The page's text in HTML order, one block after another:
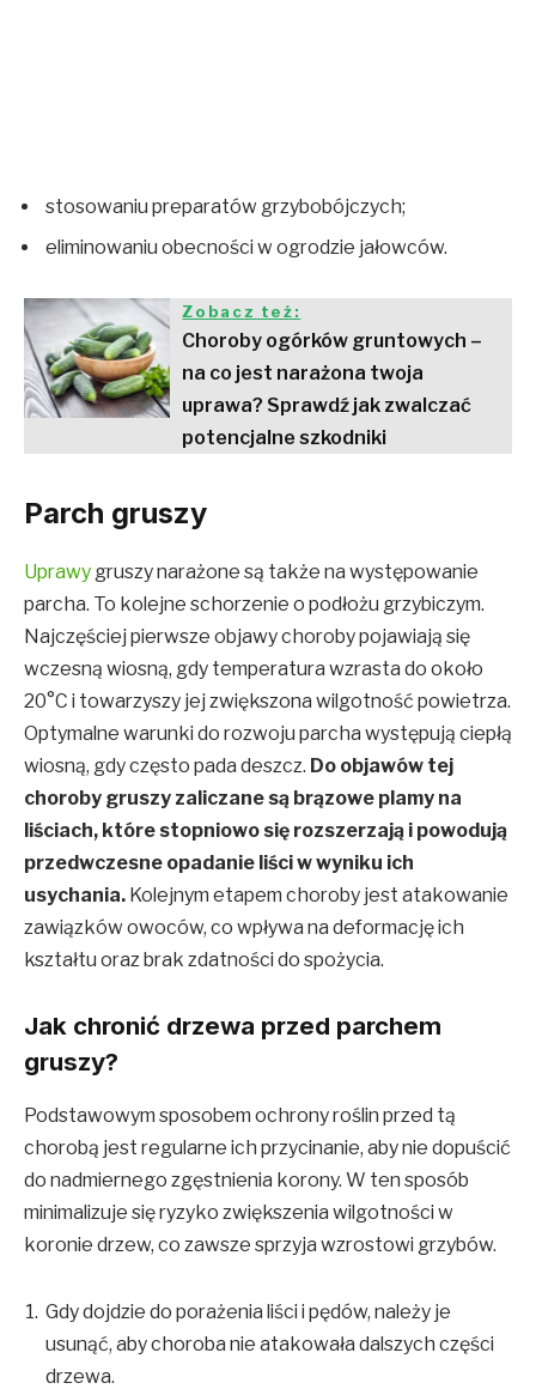
stosowaniu preparatów grzybobójczych;
eliminowaniu obecności w ogrodzie jałowców.
Zobacz też:
Choroby ogórków gruntowych –
na co jest narażona twoja
uprawa? Sprawdź jak zwalczać
potencjalne szkodniki
Parch gruszy
Uprawy gruszy narażone są także na występowanie
parcha. To kolejne schorzenie o podłożu grzybiczym.
Najczęściej pierwsze objawy choroby pojawiają się
wczesną wiosną, gdy temperatura wzrasta do około
20°C i towarzyszy jej zwiększona wilgotność powietrza.
Optymalne warunki do rozwoju parcha występują ciepłą
wiosną, gdy często pada deszcz. Do objawów tej
choroby gruszy zaliczane są brązowe plamy na
liściach, które stopniowo się rozszerzają i powodują
przedwczesne opadanie liści w wyniku ich
usychania. Kolejnym etapem choroby jest atakowanie
zawiązków owoców, co wpływa na deformację ich
kształtu oraz brak zdatności do spożycia.
Jak chronić drzewa przed parchem
gruszy?
Podstawowym sposobem ochrony roślin przed tą
chorobą jest regularne ich przycinanie, aby nie dopuścić
do nadmiernego zgęstnienia korony. W ten sposób
minimalizuje się ryzyko zwiększenia wilgotności w
koronie drzew, co zawsze sprzyja wzrostowi grzybów.
Gdy dojdzie do porażenia liści i pędów, należy je
usunąć, aby choroba nie atakowała dalszych części
drzewa.